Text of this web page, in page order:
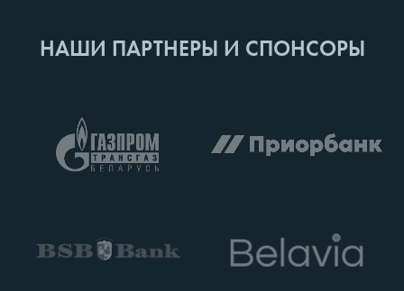
НАШИ ПАРТНЕРЫ И СПОНСОРЫ